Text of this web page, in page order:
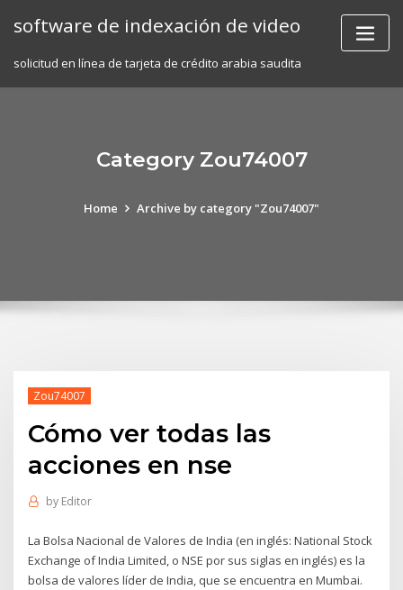
software de indexación de video
solicitud en línea de tarjeta de crédito arabia saudita
Category Zou74007
Home Archive by category "Zou74007"
Zou74007
Cómo ver todas las
acciones en nse
by Editor
La Bolsa Nacional de Valores de India (en inglés: National Stock
Exchange of India Limited, o NSE por sus siglas en inglés) es la
bolsa de valores líder de India, que se encuentra en Mumbai.